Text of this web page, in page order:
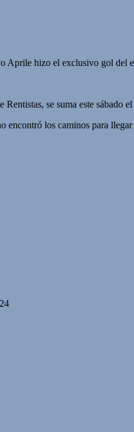
Aprile hizo el exclusivo gol del
se suma este sábado
los caminos para